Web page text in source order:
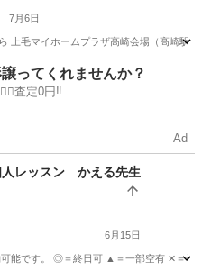
7月6日
上毛マイホームプラザ高崎会場（高崎駅
シニアヨガインストラクター
譲ってくれませんか？
査定0円‼️
Ad
人レッスン かえる先生
6月15日
能です。 ◎＝終日可 ▲＝一部空有 ✕＝